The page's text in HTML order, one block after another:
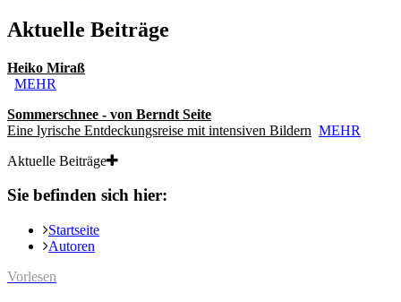
Aktuelle Beiträge
Heiko Miraß
MEHR
Sommerschnee - von Berndt Seite
Eine lyrische Entdeckungsreise mit intensiven Bildern MEHR
Aktuelle Beiträge
Sie befinden sich hier:
Startseite
Autoren
Vorlesen